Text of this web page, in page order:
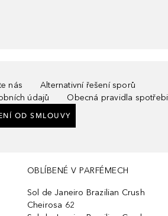
nás
Alternativní řešení sporů
údajů
Obecná pravidla
OD SMLOUVY
OBLÍBENÉ V PARFÉMECH
Sol de Janeiro Brazilian Crush
Cheirosa 62